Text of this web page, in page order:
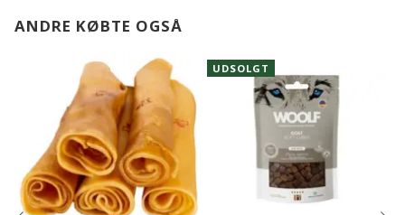
ANDRE KØBTE OGSÅ
UDSOLGT